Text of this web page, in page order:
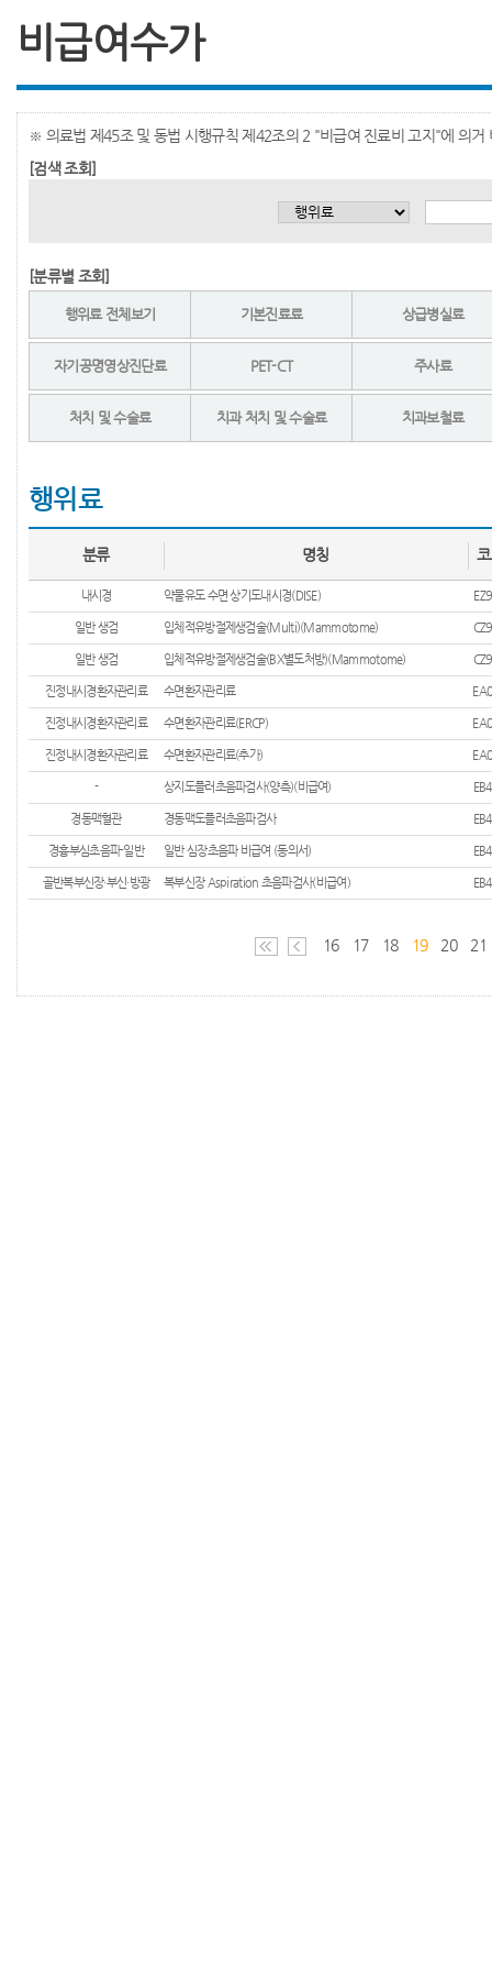
비급여수가
※ 의료법 제45조 및 동법 시행규칙 제42조의 2 "비급여 진료비 고지"에 의거
[검색 조회]
[분류별 조회]
행위료 전체보기 기본진료료 상급병실료
자기공명영상진단료 PET-CT 주사료
처치 및 수술료 치과 처치 및 수술료 치과보철료
행위료
분류 명칭
내시경 약물유도 수면 상기도내시경(DISE)
일반 생검 입체적유방절제생검술(Multi)(Mammotome)
일반 생검 입체적유방절제생검술(BX별도처방)(Mammotome)
진정내시경환자관리료 수면환자관리료
진정내시경환자관리료 수면환자관리료(ERCP)
진정내시경환자관리료 수면환자관리료(추가)
- 상지도플러초음파검사(양측)(비급여)
경동맥혈관 경동맥도플러초음파검사
경흉부심초음파-일반 일반 심장초음파 비급여 (동의서)
골반복부신장·부신·방광 복부신장 Aspiration 초음파검사(비급여)
16 17 18 19 20 21